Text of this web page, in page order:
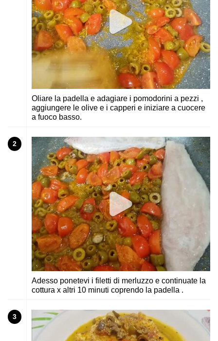
Oliare la padella e adagiare i pomodorini a pezzi ,
aggiungere le olive e i capperi e iniziare a cuocere
a fuoco basso.
2
Adesso ponetevi i filetti di merluzzo e continuate la
cottura x altri 10 minuti coprendo la padella .
3